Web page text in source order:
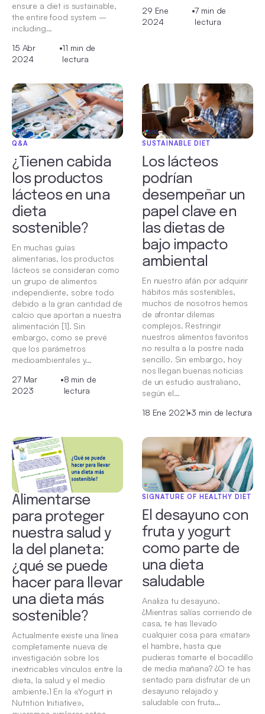
ensure a diet is sustainable,
the entire food system –
including…
15 Abr
2024
•11 min de
lectura
29 Ene
2024
•7 min de
lectura
Q&A
¿Tienen cabida
los productos
lácteos en una
dieta
sostenible?
En muchas guías
alimentarias, los productos
lácteos se consideran como
un grupo de alimentos
independiente, sobre todo
debido a la gran cantidad de
calcio que aportan a nuestra
alimentación [1]. Sin
embargo, como se prevé
que los parámetros
medioambientales y…
27 Mar
2023
•8 min de
lectura
SUSTAINABLE DIET
Los lácteos
podrían
desempeñar un
papel clave en
las dietas de
bajo impacto
ambiental
En nuestro afán por adquirir
hábitos más sostenibles,
muchos de nosotros hemos
de afrontar dilemas
complejos. Restringir
nuestros alimentos favoritos
no resulta a la postre nada
sencillo. Sin embargo, hoy
nos llegan buenas noticias
de un estudio australiano,
según el…
18 Ene 2021•3 min de lectura
Alimentarse
para proteger
nuestra salud y
la del planeta:
¿qué se puede
hacer para llevar
una dieta más
sostenible?
Actualmente existe una línea
completamente nueva de
investigación sobre los
inextricables vínculos entre la
dieta, la salud y el medio
ambiente.1 En la «Yogurt in
Nutrition Initiative»,
SIGNATURE OF HEALTHY DIET
El desayuno con
fruta y yogurt
como parte de
una dieta
saludable
Analiza tu desayuno.
¿Mientras salías corriendo de
casa, te has llevado
cualquier cosa para «matar»
el hambre, hasta que
pudieras tomarte el bocadillo
de media mañana? ¿O te has
sentado para disfrutar de un
desayuno relajado y
saludable con fruta…